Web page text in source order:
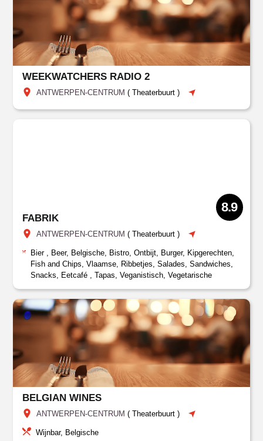
WEEKWATCHERS RADIO 2
ANTWERPEN-CENTRUM (Theaterbuurt )
FABRIK
ANTWERPEN-CENTRUM (Theaterbuurt )
8.9
Bier , Beer, Belgische, Bistro, Ontbijt, Burger, Kipgerechten,
Fish and Chips, Vlaamse, Ribbetjes, Salades, Sandwiches,
Snacks, Eetcafé , Tapas, Veganistisch, Vegetarische
BELGIAN WINES
ANTWERPEN-CENTRUM (Theaterbuurt )
Wijnbar, Belgische